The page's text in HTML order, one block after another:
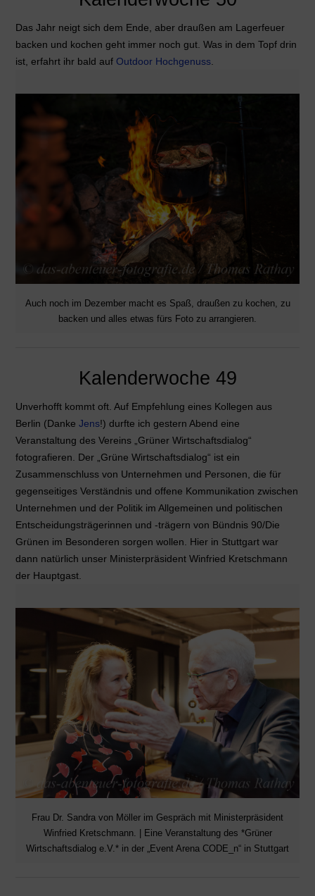
Das Jahr neigt sich dem Ende, aber draußen am Lagerfeuer
backen und kochen geht immer noch gut. Was in dem Topf drin
ist, erfahrt ihr bald auf Outdoor Hochgenuss.
Auch noch im Dezember macht es Spaß, draußen zu kochen, zu
backen und alles etwas fürs Foto zu arrangieren.
Kalenderwoche 49
Unverhofft kommt oft. Auf Empfehlung eines Kollegen aus
Berlin (Danke Jens!) durfte ich gestern Abend eine
Veranstaltung des Vereins „Grüner Wirtschaftsdialog“
fotografieren. Der „Grüne Wirtschaftsdialog“ ist ein
Zusammenschluss von Unternehmen und Personen, die für
gegenseitiges Verständnis und offene Kommunikation zwischen
Unternehmen und der Politik im Allgemeinen und politischen
Entscheidungsträgerinnen und -trägern von Bündnis 90/Die
Grünen im Besonderen sorgen wollen. Hier in Stuttgart war
dann natürlich unser Ministerpräsident Winfried Kretschmann
der Hauptgast.
Frau Dr. Sandra von Möller im Gespräch mit Ministerpräsident
Winfried Kretschmann. | Eine Veranstaltung des *Grüner
Wirtschaftsdialog e.V.* in der „Event Arena CODE_n“ in Stuttgart